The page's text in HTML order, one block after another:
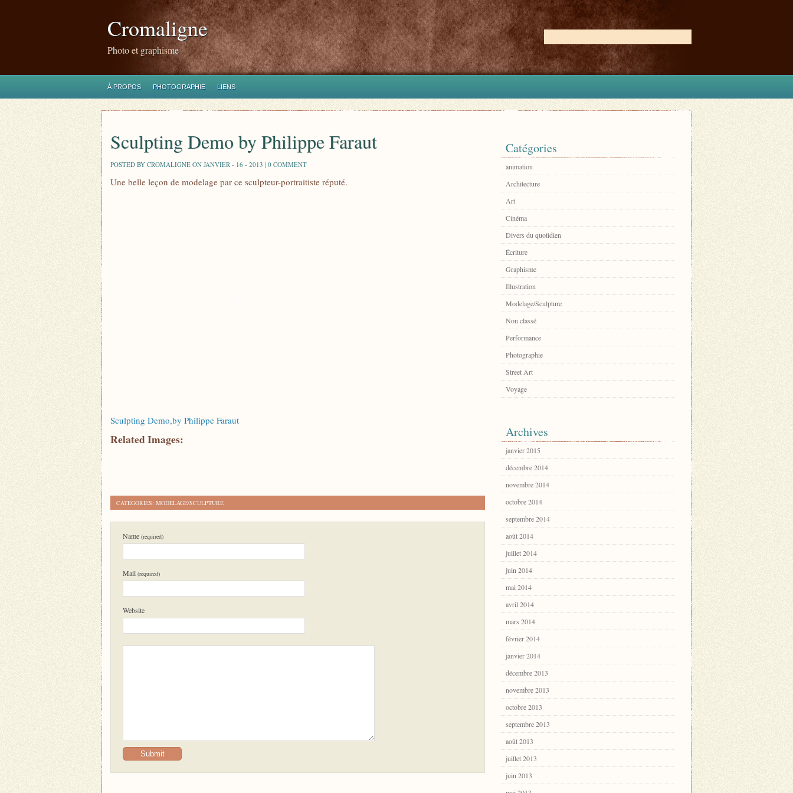
Cromaligne
Photo et graphisme
À PROPOS PHOTOGRAPHIE LIENS
Sculpting Demo by Philippe Faraut
POSTED BY CROMALIGNE ON JANVIER - 16 - 2013 | 0 COMMENT
Une belle leçon de modelage par ce sculpteur-portraitiste réputé.
Sculpting Demo,by Philippe Faraut
Related Images:
CATEGORIES: MODELAGE/SCULPTURE
Name (required)
Mail (required)
Website
Catégories
animation
Architecture
Art
Cinéma
Divers du quotidien
Écriture
Graphisme
Illustration
Modelage/Sculpture
Non classé
Performance
Photographie
Street Art
Voyage
Archives
janvier 2015
décembre 2014
novembre 2014
octobre 2014
septembre 2014
août 2014
juillet 2014
juin 2014
mai 2014
avril 2014
mars 2014
février 2014
janvier 2014
décembre 2013
novembre 2013
octobre 2013
septembre 2013
août 2013
juillet 2013
juin 2013